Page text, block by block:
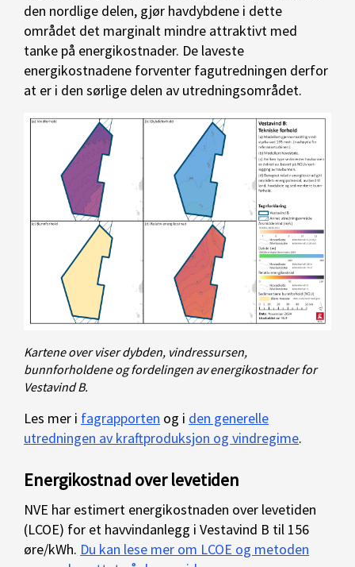
den nordlige delen, gjør havdybdene i dette
området det marginalt mindre attraktivt med
tanke på energikostnader. De laveste
energikostnadene forventer fagutredningen derfor
at er i den sørlige delen av utredningsområdet.
Kartene over viser dybden, vindressursen,
bunnforholdene og fordelingen av energikostnader for
Vestavind B.
Les mer i fagrapporten og i den generelle
utredningen av kraftproduksjon og vindregime.
Energikostnad over levetiden
NVE har estimert energikostnaden over levetiden
(LCOE) for et havvindanlegg i Vestavind B til 156
øre/kWh. Du kan lese mer om LCOE og metoden